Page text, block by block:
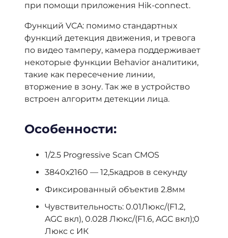
при помощи приложения Hik-connect.
Функций VCA: помимо стандартных
функций детекция движения, и тревога
по видео тамперу, камера поддерживает
некоторые функции Behavior аналитики,
такие как пересечение линии,
вторжение в зону. Так же в устройство
встроен алгоритм детекции лица.
Особенности:
1/2.5 Progressive Scan CMOS
3840х2160 — 12,5кадров в секунду
Фиксированный объектив 2.8мм
Чувствительность: 0.01Люкс/(F1.2,
AGC вкл), 0.028 Люкс/(F1.6, AGC вкл);0
Люкс с ИК